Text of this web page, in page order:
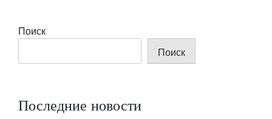
Поиск
Поиск
Последние новости